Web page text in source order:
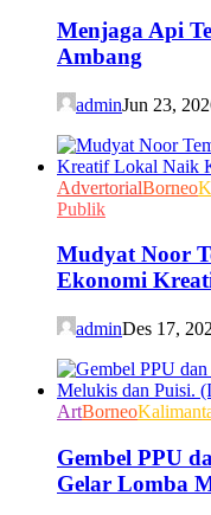
Menjaga Api
Ambang
adminJun 23,
AdvertorialBorneo
Publik
Mudyat Noor
Ekonomi
adminDes 17,
ArtBorneo
Gembel PPU
Gelar Lomba